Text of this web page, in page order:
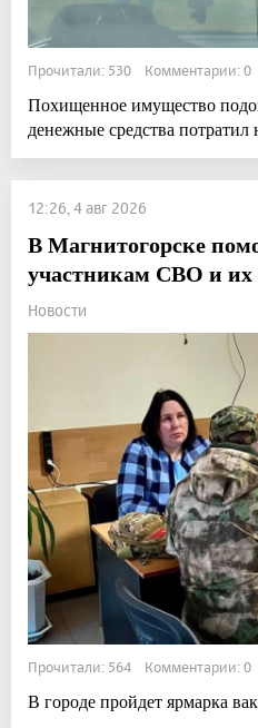
Прочитали: 530 Комментарии: 0
Похищенное имущество
денежные средства
12:26, 4 авг 2026
В Магнитогорске
участникам СВО и их
Новости
Прочитали: 564 Комментарии: 0
В городе пройдет ярмарка